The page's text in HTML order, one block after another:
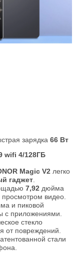
зарядка 66 Вт
wifi 4/128ГБ
Magic V2 легко
гаджет.
7,92 дюйма
просмотром видео.
и пиковой
с приложениями.
стекло
от повреждений.
стали